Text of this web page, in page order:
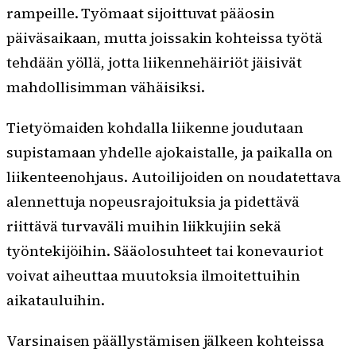
rampeille. Työmaat sijoittuvat pääosin
päiväsaikaan, mutta joissakin kohteissa työtä
tehdään yöllä, jotta liikennehäiriöt jäisivät
mahdollisimman vähäisiksi.
Tietyömaiden kohdalla liikenne joudutaan
supistamaan yhdelle ajokaistalle, ja paikalla on
liikenteenohjaus. Autoilijoiden on noudatettava
alennettuja nopeusrajoituksia ja pidettävä
riittävä turvaväli muihin liikkujiin sekä
työntekijöihin. Sääolosuhteet tai konevauriot
voivat aiheuttaa muutoksia ilmoitettuihin
aikatauluihin.
Varsinaisen päällystämisen jälkeen kohteissa